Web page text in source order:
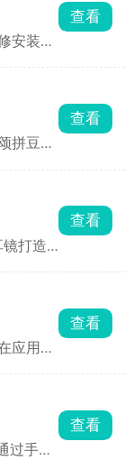
号可绑
材、打
温度异
安装师
。能推
试，是
查看
拼豆绝
要用多
合并相
能开启
应格子
查看
打造
画面。
洁查看
部位的
查看
应用中
保机
在享受
查看
过手机
查看